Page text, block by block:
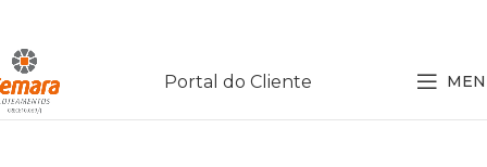
Portal do Cliente